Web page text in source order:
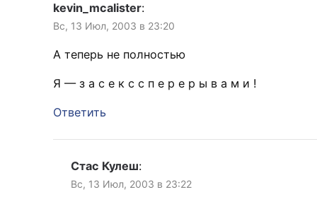
kevin_mcalister:
Вс, 13 Июл, 2003 в 23:20
А теперь не полностью
Я — з а с е к с с п е р е р ы в а м и !
Ответить
Стас Кулеш:
Вс, 13 Июл, 2003 в 23:22